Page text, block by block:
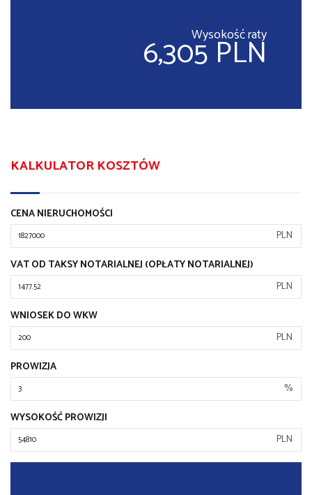
Wysokość raty
6,305 PLN
KALKULATOR KOSZTÓW
CENA NIERUCHOMOŚCI
PLN
VAT OD TAKSY NOTARIALNEJ (OPŁATY NOTARIALNEJ)
PLN
WNIOSEK DO WKW
PLN
PROWIZJA
%
WYSOKOŚĆ PROWIZJI
PLN